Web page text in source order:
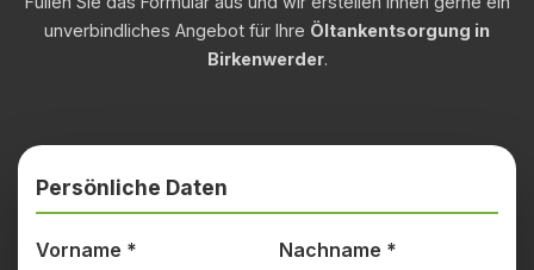
unverbindliches Angebot für Ihre Öltankentsorgung in
Birkenwerder.
Persönliche Daten
Vorname * Nachname *